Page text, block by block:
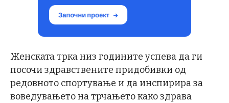
Женската трка низ годините успева да ги
посочи здравствените придобивки од
редовното спортување и да инспирира за
воведувањето на трчањето како здрава